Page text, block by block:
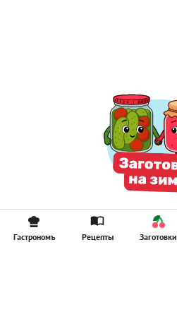
Гастрономъ Рецепты Заготовки